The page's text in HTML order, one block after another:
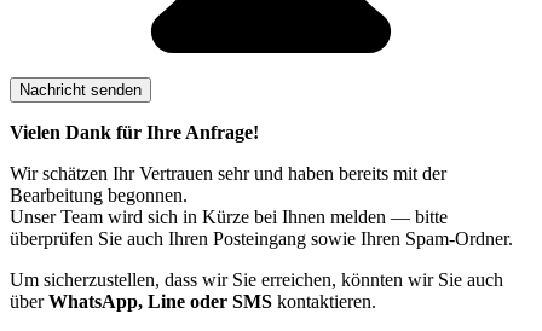
Vielen Dank für Ihre Anfrage!
Wir schätzen Ihr Vertrauen sehr und haben bereits mit der
Bearbeitung begonnen.
Unser Team wird sich in Kürze bei Ihnen melden — bitte
überprüfen Sie auch Ihren Posteingang sowie Ihren Spam-Ordner.
Um sicherzustellen, dass wir Sie erreichen, könnten wir Sie auch
überWhatsApp, Line oder SMS kontaktieren.